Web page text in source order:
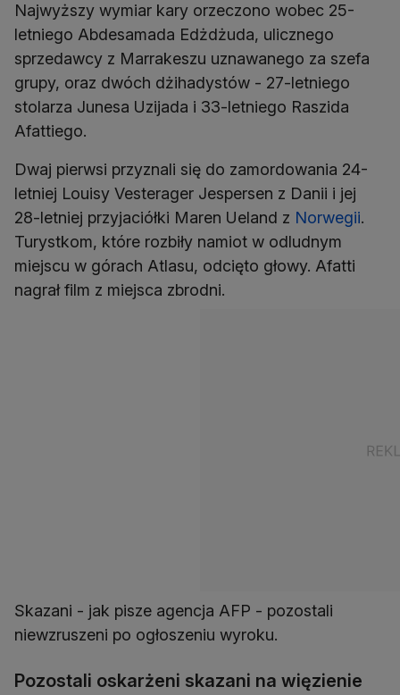
Najwyższy wymiar kary orzeczono wobec 25-
letniego Abdesamada Edżdżuda, ulicznego
sprzedawcy z Marrakeszu uznawanego za szefa
grupy, oraz dwóch dżihadystów - 27-letniego
stolarza Junesa Uzijada i 33-letniego Raszida
Afattiego.
Dwaj pierwsi przyznali się do zamordowania 24-
letniej Louisy Vesterager Jespersen z Danii i jej
28-letniej przyjaciółki Maren Ueland z Norwegii.
Turystkom, które rozbiły namiot w odludnym
miejscu w górach Atlasu, odcięto głowy. Afatti
nagrał film z miejsca zbrodni.
Skazani - jak pisze agencja AFP - pozostali
niewzruszeni po ogłoszeniu wyroku.
Pozostali oskarżeni skazani na więzienie